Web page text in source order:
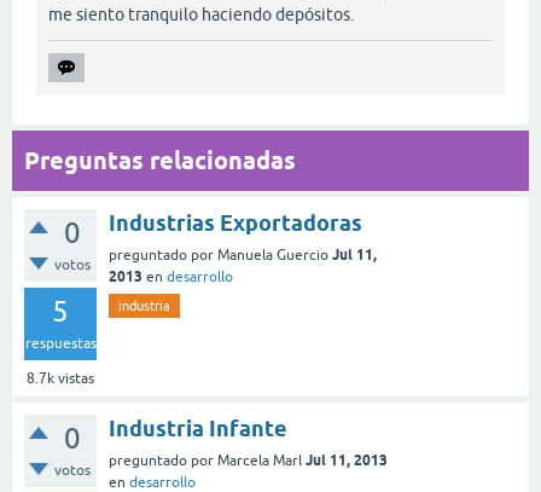
me siento tranquilo haciendo depósitos.
Preguntas relacionadas
0
votos
5
respuestas
8.7k vistas
Industrias Exportadoras
preguntado por Manuela Guercio Jul 11,
2013 en desarrollo
industria
0
votos
Industria Infante
preguntado por Marcela Marl Jul 11, 2013
en desarrollo